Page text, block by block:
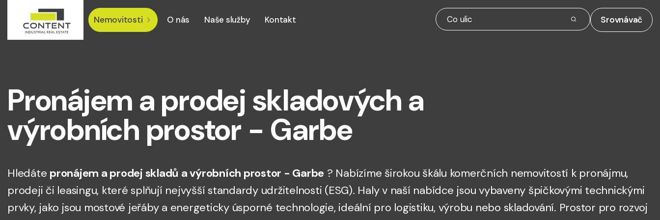
Nemovitosti O nás Naše služby Kontakt Srovnávač
Pronájem a prodej skladových a
výrobních prostor - Garbe
Hledáte pronájem a prodej skladů a výrobních prostor - Garbe ? Nabízíme širokou škálu komerčních nemovitostí k pronájmu,
prodeji či leasingu, které splňují nejvyšší standardy udržitelnosti (ESG). Haly v naší nabídce jsou vybaveny špičkovými technickými
prvky, jako jsou mostové jeřáby a energeticky úsporné technologie, ideální pro logistiku, výrobu nebo skladování. Prostor pro rozvoj